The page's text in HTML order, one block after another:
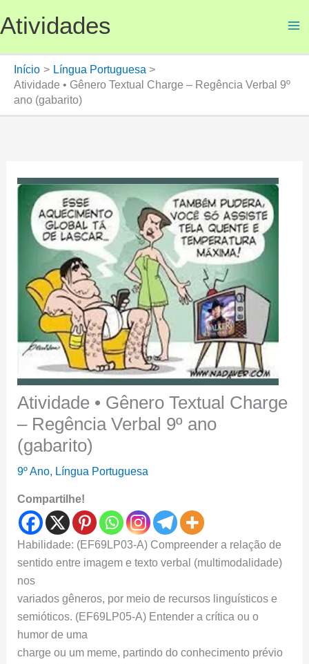
para
conteúdo
Atividades
Início
Língua Portuguesa
Atividade • Gênero Textual Charge – Regência Verbal 9º
ano (gabarito)
Atividade • Gênero Textual Charge
– Regência Verbal 9º ano
(gabarito)
9º Ano, Língua Portuguesa
Compartilhe!
Habilidade: (EF69LP03-A) Compreender a relação de
sentido entre imagem e texto verbal (multimodalidade)
nos
variados gêneros, por meio de recursos linguísticos e
semióticos. (EF69LP05-A) Entender a crítica ou o
humor de uma
charge ou um meme, partindo do conhecimento prévio